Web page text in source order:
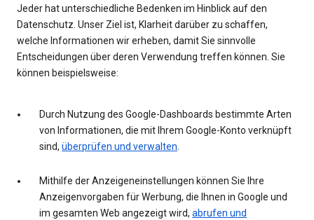
Jeder hat unterschiedliche Bedenken im Hinblick auf den
Datenschutz. Unser Ziel ist, Klarheit darüber zu schaffen,
welche Informationen wir erheben, damit Sie sinnvolle
Entscheidungen über deren Verwendung treffen können. Sie
können beispielsweise:
Durch Nutzung des Google-Dashboards bestimmte Arten
von Informationen, die mit Ihrem Google-Konto verknüpft
sind, überprüfen und verwalten.
Mithilfe der Anzeigeneinstellungen können Sie Ihre
Anzeigenvorgaben für Werbung, die Ihnen in Google und
im gesamten Web angezeigt wird, abrufen und